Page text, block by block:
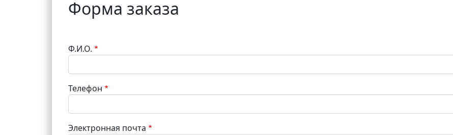
Форма заказа
Ф.И.О.
Телефон
Электронная почта